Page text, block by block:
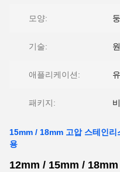
모양:
기술:
애플리케이션:
패키지:
15mm / 18mm 고압 스테인
용
12mm / 15mm /